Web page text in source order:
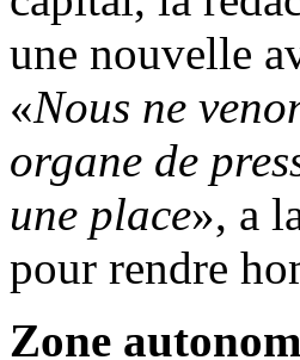
une nouvelle
«Nous ne
organe de
une place», a
pour rendre
Zone